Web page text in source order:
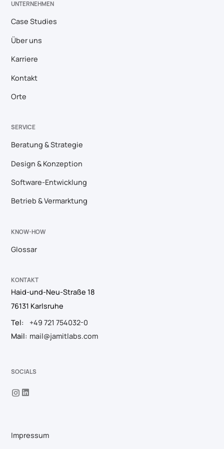
UNTERNEHMEN
Case Studies
Über uns
Karriere
Kontakt
Orte
SERVICE
Beratung & Strategie
Design & Konzeption
Software-Entwicklung
Betrieb & Vermarktung
KNOW-HOW
Glossar
KONTAKT
Haid-und-Neu-Straße 18
76131 Karlsruhe
Tel:
+49 721 754032-0
Mail: mail@jamitlabs.com
SOCIALS
Impressum